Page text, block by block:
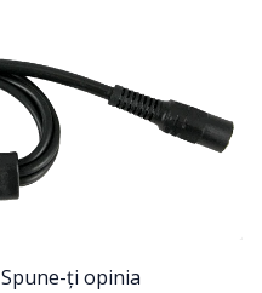
Spune-ţi opinia